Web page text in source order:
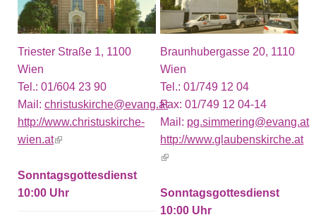
Triester Straße 1, 1100
Wien
Tel.: 01/604 23 90
Mail: christuskirche@evang.at
http://www.christuskirche-
wien.at(link is external)
Sonntagsgottesdienst
10:00
Braunhubergasse 20, 1110
Wien
Tel.:01/749 12 04
Fax:01/749 12 04-14
Mail: pg.simmering@evang.at
http://www.glaubenskirche.at
(link is external)
Sonntagsgottesdienst
10:00